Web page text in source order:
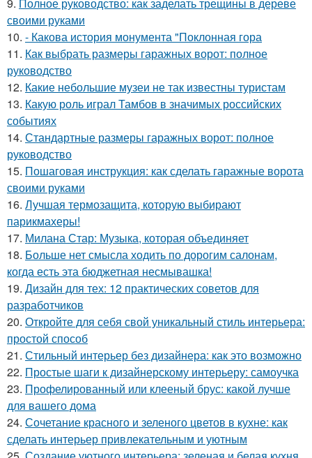
своими руками
10. - Какова история монумента "Поклонная гора
11. Как выбрать размеры гаражных ворот: полное
руководство
12. Какие небольшие музеи не так известны туристам
13. Какую роль играл Тамбов в значимых российских
событиях
14. Стандартные размеры гаражных ворот: полное
руководство
15. Пошаговая инструкция: как сделать гаражные ворота
своими руками
16. Лучшая термозащита, которую выбирают
парикмахеры!
17. Милана Стар: Музыка, которая объединяет
18. Больше нет смысла ходить по дорогим салонам,
когда есть эта бюджетная несмывашка!
19. Дизайн для тех: 12 практических советов для
разработчиков
20. Откройте для себя свой уникальный стиль интерьера:
простой способ
21. Стильный интерьер без дизайнера: как это возможно
22. Простые шаги к дизайнерскому интерьеру: самоучка
23. Профелированный или клееный брус: какой лучше
для вашего дома
24. Сочетание красного и зеленого цветов в кухне: как
сделать интерьер привлекательным и уютным